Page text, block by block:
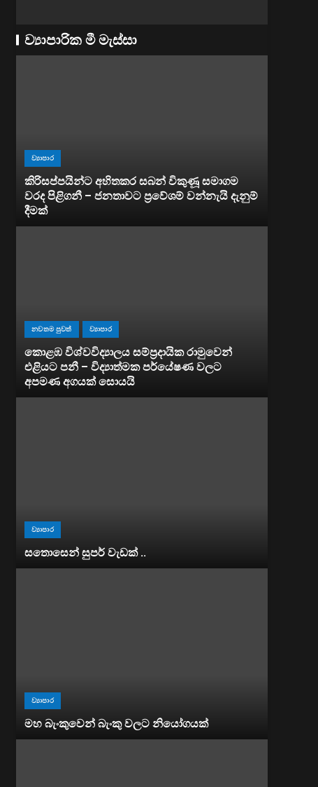
ව්‍යාපාරික මී මැස්සා
ව්‍යාපාර
කිරිසප්පයින්ට අහිතකර සබන් විකුණූ සමාගම
වරද පිළිගනී – ජනතාවට ප්‍රවේශම් වන්නැයි දැනුම්
දීමක්
නවතම පුවත් ව්‍යාපාර
කොළඹ විශ්වවිද්‍යාලය සම්ප්‍රදායික රාමුවෙන්
එළියට පනී – විද්‍යාත්මක පර්යේෂණ වලට
අපමණ අගයක් සොයයි
ව්‍යාපාර
සතොසෙන් සුපර් වැඩක් ..
ව්‍යාපාර
මහ බැංකුවෙන් බැංකු වලට නියෝගයක්